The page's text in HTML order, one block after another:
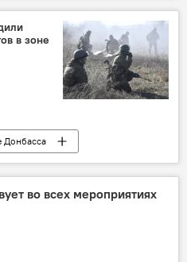
в зоне
Донбасса
во всех мероприятиях